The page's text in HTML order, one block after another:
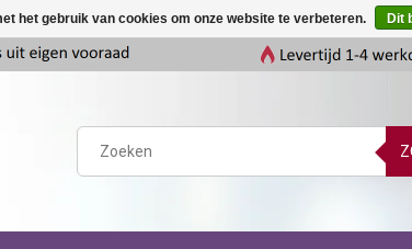
het gebruik van cookies om onze website te verbeteren. Dit